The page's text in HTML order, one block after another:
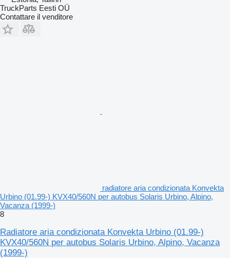
TruckParts Eesti OÜ
Contattare il venditore
radiatore aria condizionata Konvekta
Urbino (01.99-) KVX40/560N per autobus Solaris Urbino, Alpino,
Vacanza (1999-)
8
Radiatore aria condizionata Konvekta Urbino (01.99-)
KVX40/560N per autobus Solaris Urbino, Alpino, Vacanza
(1999-)